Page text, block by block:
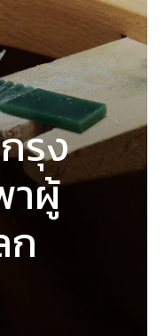
รุง
าผู้
ก